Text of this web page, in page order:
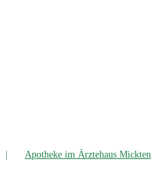
Apo­the­ke im Ärz­te­haus Mickten